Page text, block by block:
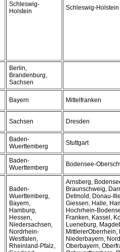
Schleswig-
Holstein
Schleswig-Holstein
Berlin,
Brandenburg,
Sachsen
Bayern Mittelfranken
Sachsen Dresden
Baden-
Wuerttemberg
Stuttgart
Baden-
Wuerttemberg
Bodensee-
Baden-
Wuerttemberg,
Bayern,
Hamburg,
Hessen,
Niedersachsen,
Nordrhein-
Westfalen,
Rheinland-Pfalz,
Arnsberg,
Braunschweig,
Detmold, Donau-
Giessen, Halle,
Hochrhein-
Franken, Kassel,
Lueneburg,
MittlererOberrhein,
Niederbayern,
Oberbayern,